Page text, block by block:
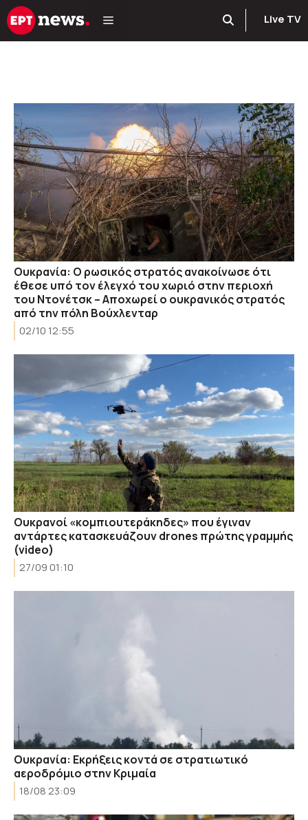
Μετάβαση
σε
Live TV
Ουκρανία: Ο ρωσικός στρατός ανακοίνωσε ότι
έθεσε υπό τον έλεγχό του χωριό στην περιοχή
του Ντονέτσκ – Αποχωρεί ο ουκρανικός στρατός
από την πόλη Βούχλενταρ
02/10 12:55
Ουκρανοί «κομπιουτεράκηδες» που έγιναν
αντάρτες κατασκευάζουν drones πρώτης γραμμής
(video)
27/09 01:10
Ουκρανία: Εκρήξεις κοντά σε στρατιωτικό
αεροδρόμιο στην Κριμαία
18/08 23:09